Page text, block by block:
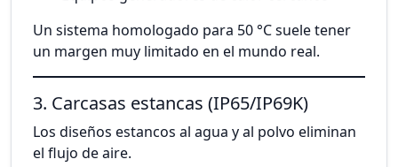
Un sistema homologado para 50 °C suele tener
un margen muy limitado en el mundo real.
3. Carcasas estancas (IP65/IP69K)
Los diseños estancos al agua y al polvo eliminan
el flujo de aire.